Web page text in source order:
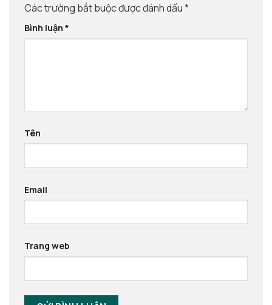
Các trường bắt buộc được đánh dấu*
Bình luận *
Tên
Email
Trang web